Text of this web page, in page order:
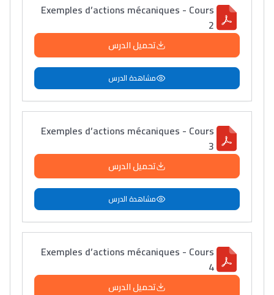
Exemples d’actions mécaniques - Cours
2
تحميل الدرس
مشاهدة الدرس
Exemples d’actions mécaniques - Cours
3
تحميل الدرس
مشاهدة الدرس
Exemples d’actions mécaniques - Cours
4
تحميل الدرس